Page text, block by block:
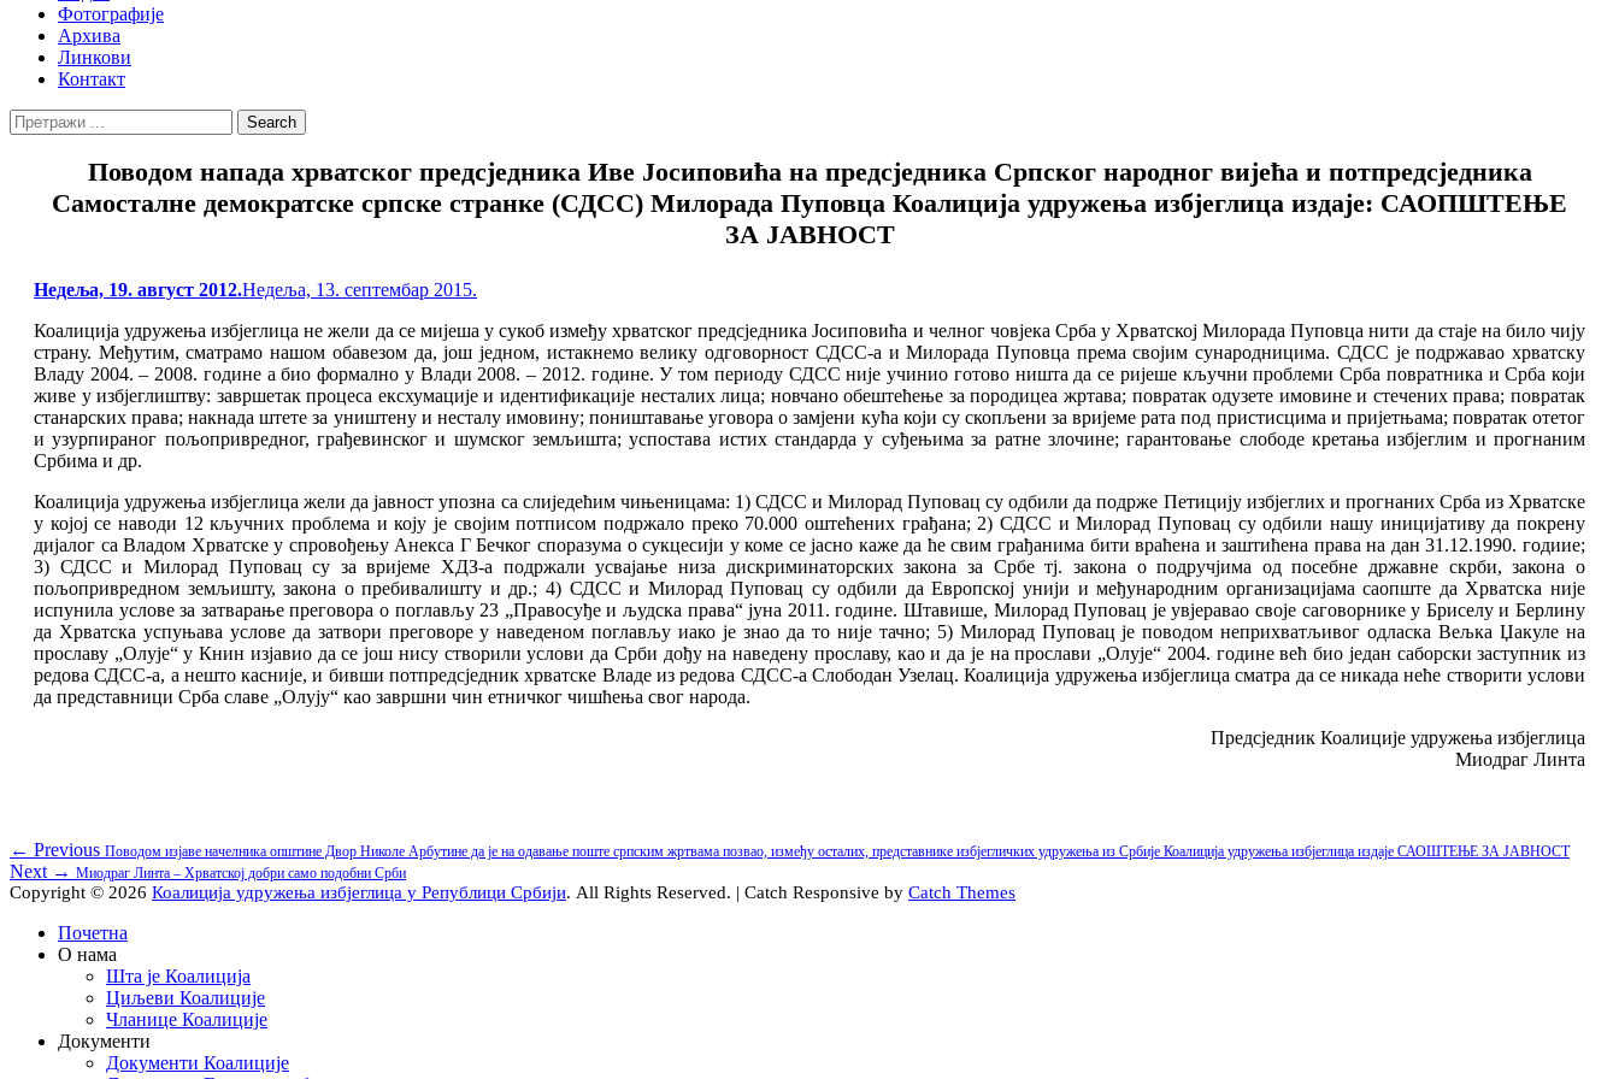
Фотографије
Архива
Линкови
Контакт
Search
Search
for:
Повoдом напада хрватског предсједника Иве Јосиповића на предсједника Српског народног вијећа и потпредсједника
Самосталне демократске српске странке (СДСС) Милорада Пуповца Коалиција удружења избјеглица издаје: САОПШТЕЊЕ
ЗА ЈАВНОСТ
Posted
Недеља, 19. август 2012.Недеља, 13. септембар 2015.
Коалиција удружења избјеглица не жели да се мијеша у сукоб између хрватског предсједника Јосиповића и челног човјека Срба у Хрватској Милорада Пуповца нити да стаје на било чију
страну. Међутим, сматрамо нашом обавезом да, још једном, истакнемо велику одговорност СДСС-а и Милорада Пуповца према својим сународницима. СДСС је подржавао хрватску
Владу 2004. – 2008. године а био формално у Влади 2008. – 2012. године. У том периоду СДСС није учинио готово ништа да се ријеше кључни проблеми Срба повратника и Срба који
живе у избјеглиштву: завршетак процеса ексхумације и идентификације несталих лица; новчано обештећење за породицеа жртава; повратак одузете имовине и стечених права; повратак
станарских права; накнада штете за уништену и несталу имовину; поништавање уговора о замјени кућа који су скопљени за вријеме рата под пристисцима и пријетњама; повратак отетог
и узурпираног пољопривредног, грађевинског и шумског земљишта; успостава истих стандарда у суђењима за ратне злочине; гарантовање слободе кретања избјеглим и прогнаним
Србима и др.
Коалиција удружења избјеглица жели да јавност упозна са слиједећим чињеницама: 1) СДСС и Милорад Пуповац су одбили да подрже Петицију избјеглих и прогнаних Срба из Хрватске
у којој се наводи 12 кључних проблема и коју је својим потписом подржало преко 70.000 оштећених грађана; 2) СДСС и Милорад Пуповац су одбили нашу иницијативу да покрену
дијалог са Владом Хрватске у спровођењу Анекса Г Бечког споразума о сукцесији у коме се јасно каже да ће свим грађанима бити враћена и заштићена права на дан 31.12.1990. годиие;
3) СДСС и Милорад Пуповац су за вријеме ХДЗ-а подржали усвајање низа дискриминаторских закона за Србе тј. закона о подручјима од посебне државне скрби, закона о
пољопривредном земљишту, закона о пребивалишту и др.; 4) СДСС и Милорад Пуповац су одбили да Европској унији и међународним организацијама саопште да Хрватска није
испунила услове за затварање преговора о поглављу 23 „Правосуђе и људска права“ јуна 2011. године. Штавише, Милорад Пуповац је увјеравао своје саговорнике у Бриселу и Берлину
да Хрватска успуњава услове да затвори преговоре у наведеном поглављу иако је знао да то није тачно; 5) Милорад Пуповац је поводом неприхватљивог одласка Вељка Џакуле на
прославу „Олује“ у Книн изјавио да се још нису створили услови да Срби дођу на наведену прославу, као и да је на прослави „Олује“ 2004. године већ био један саборски заступник из
редова СДСС-а, а нешто касније, и бивши потпредсједник хрватске Владе из редова СДСС-а Слободан Узелац. Коалиција удружења избјеглица сматра да се никада неће створити услови
да представници Срба славе „Олују“ као завршни чин етничког чишћења свог народа.
Предсједник Коалиције удружења избјеглица
Миодраг Линта
Кретање
чланка
← Previous Previous
post:
Поводом изјаве начелника општине Двор Николе Арбутине да је на одавање поште српским жртвама позвао, између осталих, представнике избјегличких удружења из Србије Коалиција удружења избјеглица издаје САОШТЕЊЕ ЗА ЈАВНОСТ
Next → Next
post:
Миодраг Линта – Хрватској добри само подобни Срби
Copyright © 2026 Коалиција удружења избјеглица у Републици Србији. All Rights Reserved. | Catch Responsive by Catch Themes
Почетна
О нама
Шта је Коалиција
Циљеви Коалиције
Чланице Коалиције
Документи
Документи Коалиције